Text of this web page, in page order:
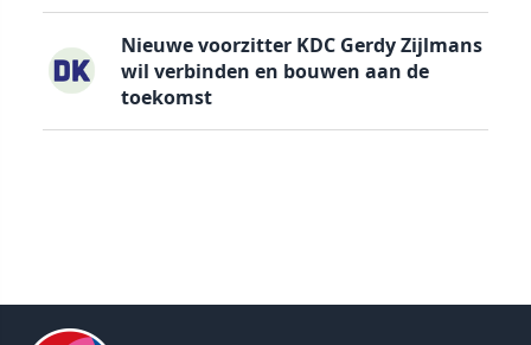
Nieuwe voorzitter KDC Gerdy Zijlmans
wil verbinden en bouwen aan de
toekomst